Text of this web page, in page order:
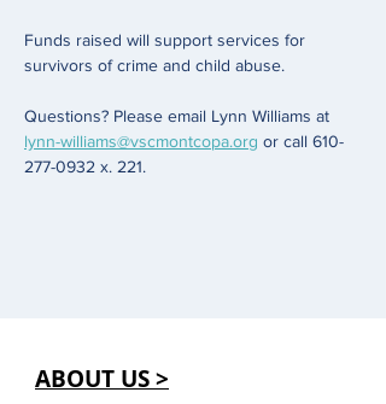
Funds raised will support services for
survivors of crime and child abuse.
Questions? Please email Lynn Williams at
lynn-williams@vscmontcopa.org or call 610-
277-0932 x. 221.
ABOUT US >